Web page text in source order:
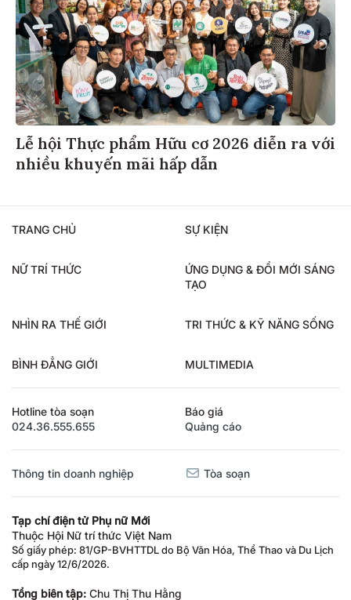
Lễ hội Thực phẩm Hữu cơ 2026 diễn ra với
nhiều khuyến mãi hấp dẫn
TRANG CHỦ SỰ KIỆN
NỮ TRÍ THỨC
ỨNG DỤNG & ĐỔI MỚI SÁNG
TẠO
NHÌN RA THẾ GIỚI TRI THỨC & KỸ NĂNG SỐNG
BÌNH ĐẲNG GIỚI MULTIMEDIA
Hotline tòa soạn
024.36.555.655
Báo giá
Quảng cáo
Thông tin doanh nghiệp Tòa soạn
Tạp chí điện tử Phụ nữ Mới
Thuộc Hội Nữ trí thức Việt Nam
Số giấy phép: 81/GP-BVHTTDL do Bộ Văn Hóa, Thể Thao và Du Lịch
cấp ngày 12/6/2026.
Tổng biên tập: Chu Thị Thu Hằng